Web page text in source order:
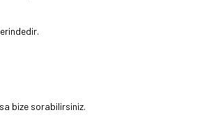
bize sorabilirsiniz.